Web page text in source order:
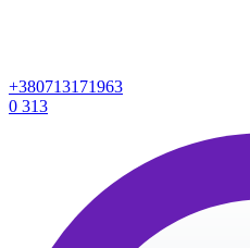
+380713171963
0 313